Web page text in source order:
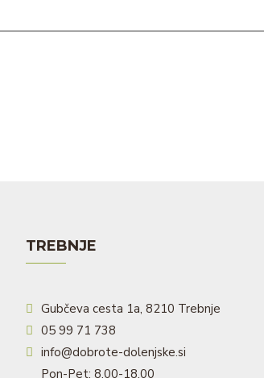
TREBNJE
Gubčeva cesta 1a, 8210 Trebnje
05 99 71 738
info@dobrote-dolenjske.si
Pon-Pet: 8.00-18.00